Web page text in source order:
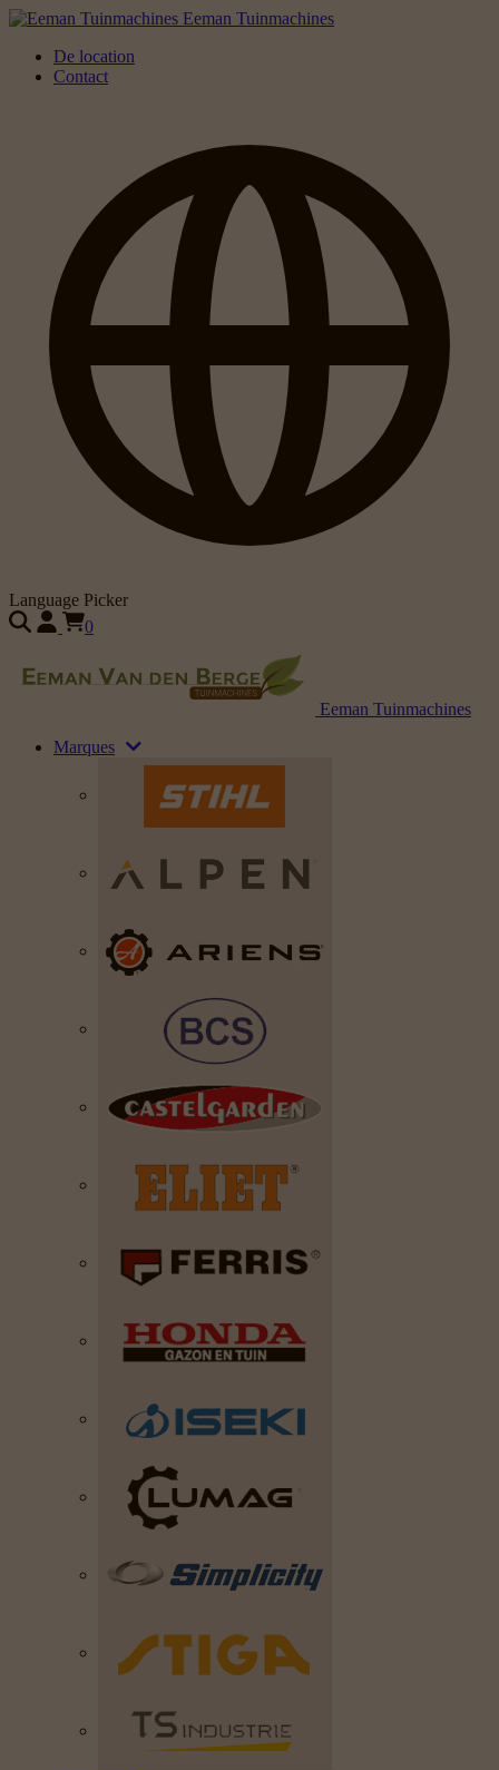
Eeman Tuinmachines
De location
Contact
Language Picker
0
Eeman Tuinmachines
Marques